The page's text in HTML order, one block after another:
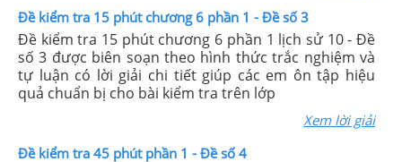
Đề kiểm tra 15 phút chương 6 phần 1 - Đề số 3
Đề kiểm tra 15 phút chương 6 phần 1 lịch sử 10 - Đề
số 3 được biên soạn theo hình thức trắc nghiệm và
tự luận có lời giải chi tiết giúp các em ôn tập hiệu
quả chuẩn bị cho bài kiểm tra trên lớp
Xem lời giải
Đề kiểm tra 45 phút phần 1 - Đề số 4